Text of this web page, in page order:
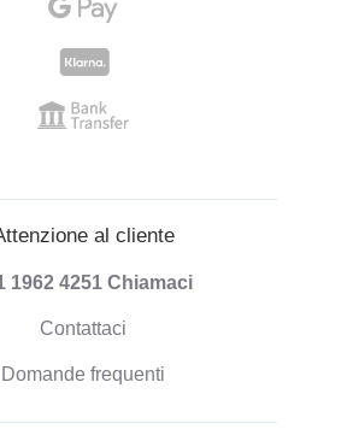
al cliente
1962 4251 Chiamaci
Contattaci
Domande frequenti